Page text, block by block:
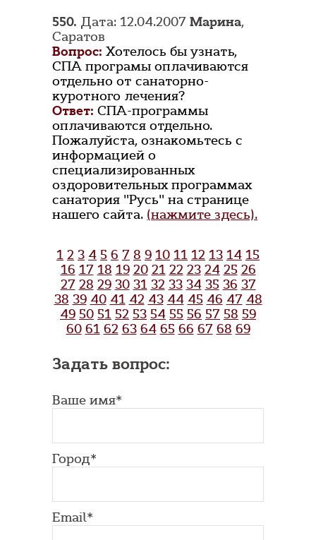
550. Дата: 12.04.2007 Марина,
Саратов
Вопрос: Хотелось бы узнать,
СПА програмы оплачиваются
отдельно от санаторно-
куротного лечения?
Ответ: СПА-программы
оплачиваются отдельно.
Пожалуйста, ознакомьтесь с
информацией о
специализированных
оздоровительных программах
санатория "Русь" на странице
нашего сайта. (нажмите здесь).
1 2 3 4 5 6 7 8 9 10 11 12 13 14 15
16 17 18 19 20 21 22 23 24 25 26
27 28 29 30 31 32 33 34 35 36 37
38 39 40 41 42 43 44 45 46 47 48
49 50 51 52 53 54 55 56 57 58 59
60 61 62 63 64 65 66 67 68 69
Задать вопрос:
Ваше имя*
Город*
Email*